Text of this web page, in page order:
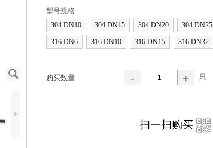
J
5
型号规格
304 DN10
304 DN15 304 DN20 304 DN25
316 DN6
316 DN10 316 DN15 316 DN32
购买数量 - + 只
扫一扫购买 i